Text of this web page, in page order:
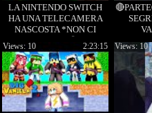
LA NINTENDO SWITCH
HA UNA TELECAMERA
NASCOSTA *NON CI
CREDO*😱
2:23:15
Views: 10 Views: 10